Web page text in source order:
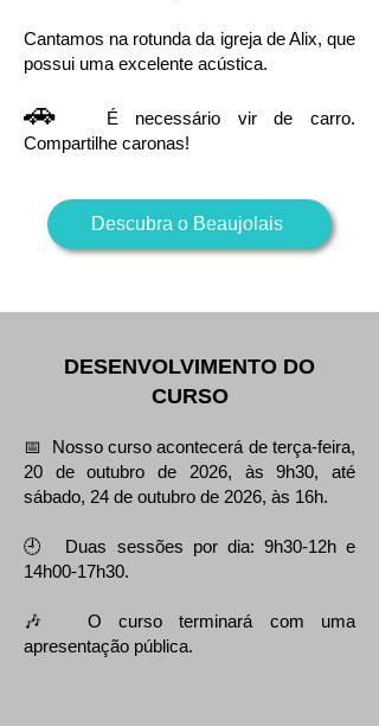
Cantamos na rotunda da igreja de Alix, que
possui uma excelente acústica.
🚗
É necessário vir de carro.
Compartilhe caronas!
Descubra o Beaujolais
DESENVOLVIMENTO DO
CURSO
📅 Nosso curso acontecerá de terça-feira,
20 de outubro de 2026, às 9h30, até
sábado, 24 de outubro de 2026, às 16h.
🕘 Duas sessões por dia: 9h30-12h e
14h00-17h30.
🎶 O curso terminará com uma
apresentação pública.